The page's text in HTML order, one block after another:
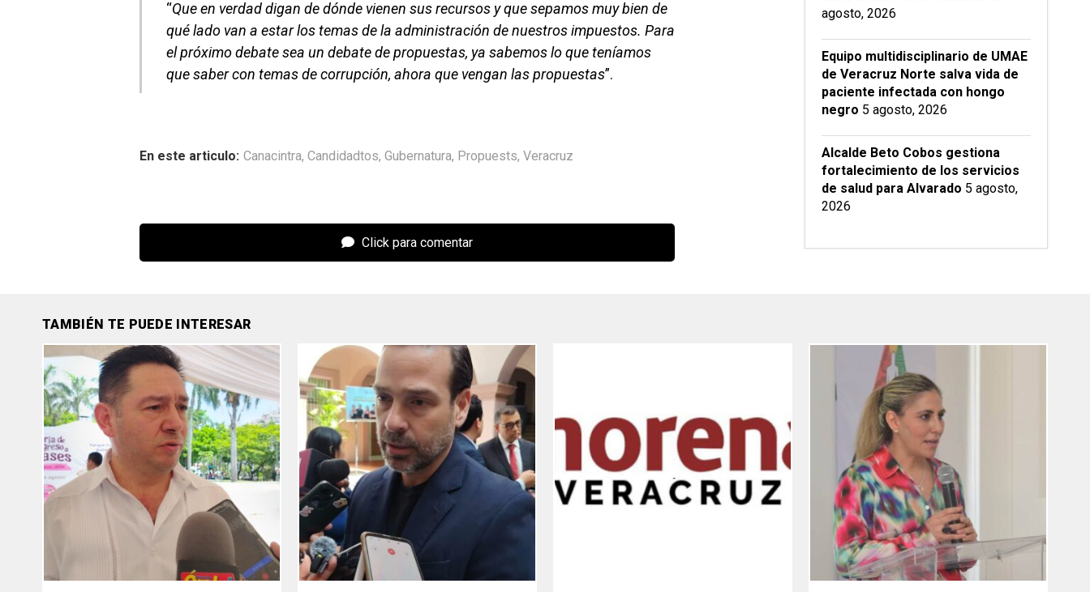
“Que en verdad digan de dónde vienen sus recursos y que sepamos muy bien de
qué lado van a estar los temas de la administración de nuestros impuestos. Para
el próximo debate sea un debate de propuestas, ya sabemos lo que teníamos
que saber con temas de corrupción, ahora que vengan las propuestas”.
En este articulo: Canacintra, Candidadtos, Gubernatura, Propuests, Veracruz
Click para comentar
agosto, 2026
Equipo multidisciplinario de UMAE
de Veracruz Norte salva vida de
paciente infectada con hongo
negro 5 agosto, 2026
Alcalde Beto Cobos gestiona
fortalecimiento de los servicios
de salud para Alvarado 5 agosto,
2026
TAMBIÉN TE PUEDE INTERESAR